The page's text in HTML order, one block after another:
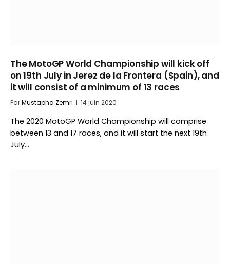
The MotoGP World Championship will kick off
on 19th July in Jerez de la Frontera (Spain), and
it will consist of a minimum of 13 races
ParMustapha Zemri 14 juin 2020
The 2020 MotoGP World Championship will comprise
between 13 and 17 races, and it will start the next 19th
July…